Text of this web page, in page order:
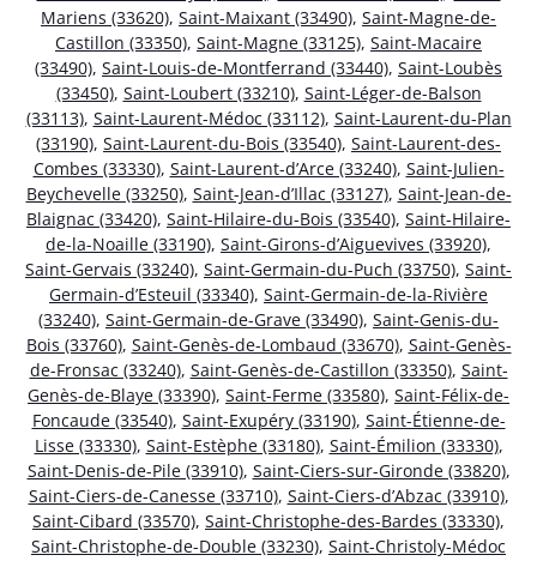
Mariens (33620), Saint-Maixant (33490), Saint-Magne-de-
Castillon (33350), Saint-Magne (33125), Saint-Macaire
(33490), Saint-Louis-de-Montferrand (33440), Saint-Loubès
(33450), Saint-Loubert (33210), Saint-Léger-de-Balson
(33113), Saint-Laurent-Médoc (33112), Saint-Laurent-du-Plan
(33190), Saint-Laurent-du-Bois (33540), Saint-Laurent-des-
Combes (33330), Saint-Laurent-d’Arce (33240), Saint-Julien-
Beychevelle (33250), Saint-Jean-d’Illac (33127), Saint-Jean-de-
Blaignac (33420), Saint-Hilaire-du-Bois (33540), Saint-Hilaire-
de-la-Noaille (33190), Saint-Girons-d’Aiguevives (33920),
Saint-Gervais (33240), Saint-Germain-du-Puch (33750), Saint-
Germain-d’Esteuil (33340), Saint-Germain-de-la-Rivière
(33240), Saint-Germain-de-Grave (33490), Saint-Genis-du-
Bois (33760), Saint-Genès-de-Lombaud (33670), Saint-Genès-
de-Fronsac (33240), Saint-Genès-de-Castillon (33350), Saint-
Genès-de-Blaye (33390), Saint-Ferme (33580), Saint-Félix-de-
Foncaude (33540), Saint-Exupéry (33190), Saint-Étienne-de-
Lisse (33330), Saint-Estèphe (33180), Saint-Émilion (33330),
Saint-Denis-de-Pile (33910), Saint-Ciers-sur-Gironde (33820),
Saint-Ciers-de-Canesse (33710), Saint-Ciers-d’Abzac (33910),
Saint-Cibard (33570), Saint-Christophe-des-Bardes (33330),
Saint-Christophe-de-Double (33230), Saint-Christoly-Médoc